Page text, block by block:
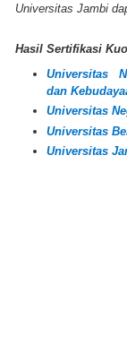
Universitas Jambi
Hasil Sertifikasi
Universitas
dan
Universitas
Universitas
Universitas